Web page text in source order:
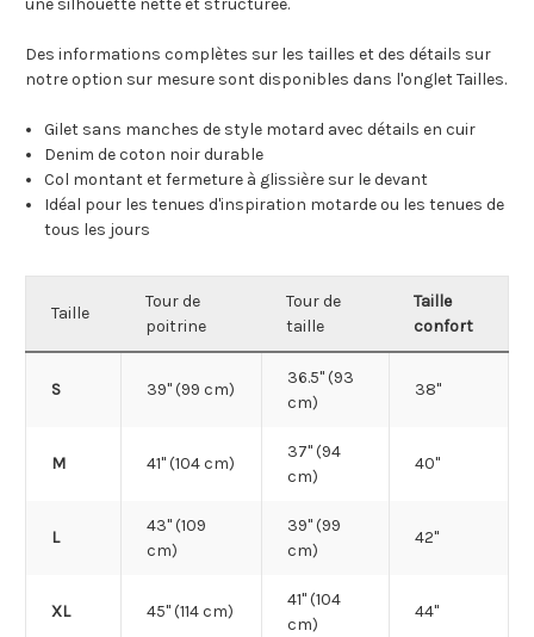
une silhouette nette et structurée.
Des informations complètes sur les tailles et des détails sur
notre option sur mesure sont disponibles dans l'onglet Tailles.
Gilet sans manches de style motard avec détails en cuir
Denim de coton noir durable
Col montant et fermeture à glissière sur le devant
Idéal pour les tenues d'inspiration motarde ou les tenues de
tous les jours
Taille
Tour de
poitrine
Tour de
taille
Taille
confort
S 39" (99 cm)
36.5" (93
cm)
38"
M 41" (104 cm)
37" (94
cm)
40"
L
43" (109
cm)
39" (99
cm)
42"
XL 45" (114 cm)
41" (104
cm)
44"